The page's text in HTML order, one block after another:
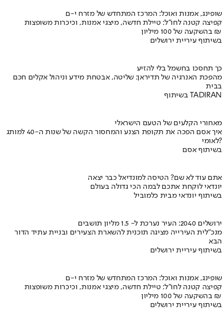
שופינג, אמנות ואוכל: המרכז המתחדש של מזרח י-ם
קפיצה קטנה לחו"ל: טיילת חדשה, מיצגי אמנות, וכיכרות משופצות
בהשקעה של 100 מיליון ₪
בשיתוף עיריית ירושלים
כך תחסכו בחשמל בלי להזיע
מהפכת האנרגיה של תדיראן: שליטה, אבטחת מידע וניהול אקלים חכם
בבית
בשיתוף TADIRAN
מאחורי הקלעים של הטעם הישראלי
איך אסם הפכה את תקופת הצנע והמחסור הקשה של שנות ה-40 למותג
לאומי?
בשיתוף אסם
אתם עוד לא שם? הטיסה למונדיאל כבר יצאה
יונדאי לוקחת אתכם לבמה הכי גדולה בעולם
בשיתוף יונדאי מבית כלמוביל
ירושלים 2040: העיר נערכת ל- 1.5 מליון תושבים
מנכ"לית העירייה מציגה תוכנית להשארת הצעירים ובניית עתיד הדור
הבא
בשיתוף עיריית ירושלים
שופינג, אמנות ואוכל: המרכז המתחדש של מזרח י-ם
קפיצה קטנה לחו"ל: טיילת חדשה, מיצגי אמנות, וכיכרות משופצות
בהשקעה של 100 מיליון ₪
בשיתוף עיריית ירושלים